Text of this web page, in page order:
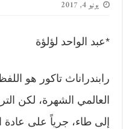
يونيو 4, 2017
*عبد الواحد لؤلؤة
رابندراناث تاكور هو
العالمي الشهرة، لكن
إلى طاء، جرياً على عادة